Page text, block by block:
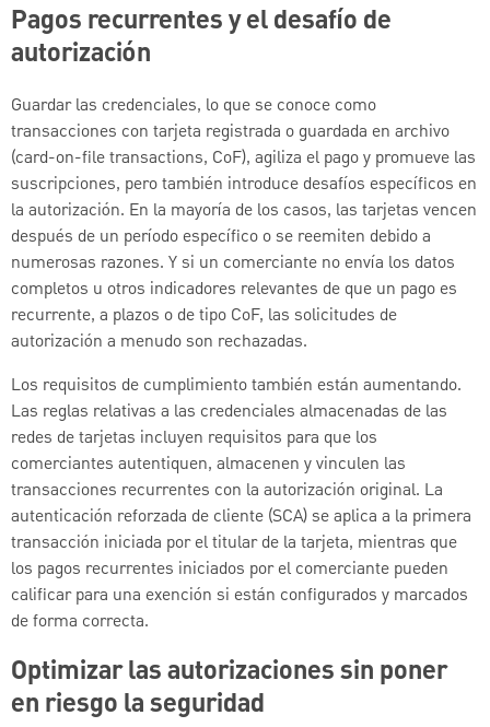
Pagos recurrentes y el desafío de
autorización
Guardar las credenciales, lo que se conoce como
transacciones con tarjeta registrada o guardada en archivo
(card-on-file transactions, CoF), agiliza el pago y promueve las
suscripciones, pero también introduce desafíos específicos en
la autorización. En la mayoría de los casos, las tarjetas vencen
después de un período específico o se reemiten debido a
numerosas razones. Y si un comerciante no envía los datos
completos u otros indicadores relevantes de que un pago es
recurrente, a plazos o de tipo CoF, las solicitudes de
autorización a menudo son rechazadas.
Los requisitos de cumplimiento también están aumentando.
Las reglas relativas a las credenciales almacenadas de las
redes de tarjetas incluyen requisitos para que los
comerciantes autentiquen, almacenen y vinculen las
transacciones recurrentes con la autorización original. La
autenticación reforzada de cliente (SCA) se aplica a la primera
transacción iniciada por el titular de la tarjeta, mientras que
los pagos recurrentes iniciados por el comerciante pueden
calificar para una exención si están configurados y marcados
de forma correcta.
Optimizar las autorizaciones sin poner
en riesgo la seguridad